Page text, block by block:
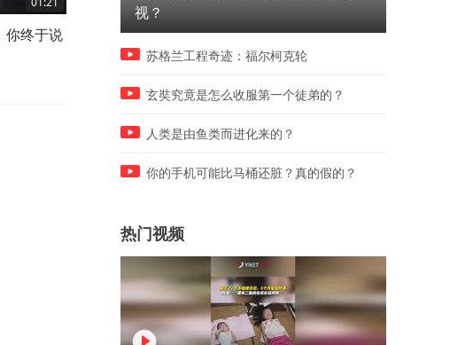
你终于说
古惑仔不用脑，一辈子都是生
现在广告真多，迟早卸了
视？
苏格兰工程奇迹：福尔柯克轮
玄奘究竟是怎么收服第一个徒弟的？
人类是由鱼类而进化来的？
你的手机可能比马桶还脏？真的假的？
热门视频